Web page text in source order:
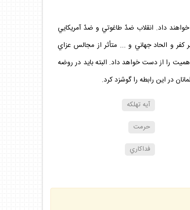
داد. انقلاب ضدّ طاغوتي و ضدّ آمريكايي
كفر و الحاد جهاني و ... متأثر از مجالس عزاي
را از دست خواهد داد. البته بايد در روضه‏
در اين رابطه را گوشزد كرد.
آيه تهلكه
حرمت
فداكاري